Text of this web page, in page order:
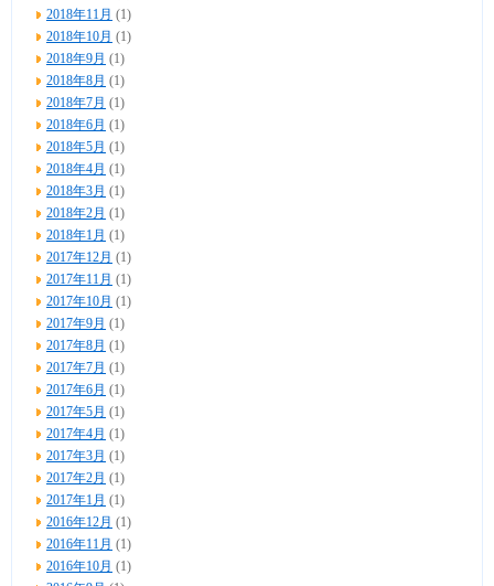
2018年11月 (1)
2018年10月 (1)
2018年9月 (1)
2018年8月 (1)
2018年7月 (1)
2018年6月 (1)
2018年5月 (1)
2018年4月 (1)
2018年3月 (1)
2018年2月 (1)
2018年1月 (1)
2017年12月 (1)
2017年11月 (1)
2017年10月 (1)
2017年9月 (1)
2017年8月 (1)
2017年7月 (1)
2017年6月 (1)
2017年5月 (1)
2017年4月 (1)
2017年3月 (1)
2017年2月 (1)
2017年1月 (1)
2016年12月 (1)
2016年11月 (1)
2016年10月 (1)